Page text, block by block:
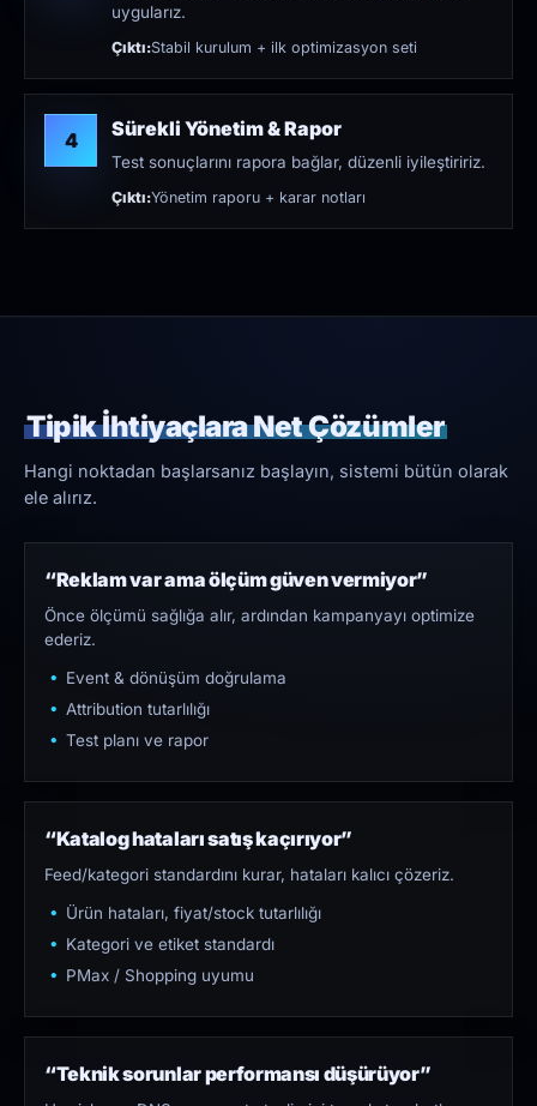
uygularız.
Çıktı:Stabil kurulum + ilk optimizasyon seti
4 Sürekli Yönetim & Rapor
Test sonuçlarını rapora bağlar, düzenli iyileştiririz.
Çıktı:Yönetim raporu + karar notları
Tipik İhtiyaçlara Net Çözümler
Hangi noktadan başlarsanız başlayın, sistemi bütün olarak
ele alırız.
“Reklam var ama ölçüm güven vermiyor”
Önce ölçümü sağlığa alır, ardından kampanyayı optimize
ederiz.
Event & dönüşüm doğrulama
Attribution tutarlılığı
Test planı ve rapor
“Katalog hataları satış kaçırıyor”
Feed/kategori standardını kurar, hataları kalıcı çözeriz.
Ürün hataları, fiyat/stock tutarlılığı
Kategori ve etiket standardı
PMax / Shopping uyumu
“Teknik sorunlar performansı düşürüyor”